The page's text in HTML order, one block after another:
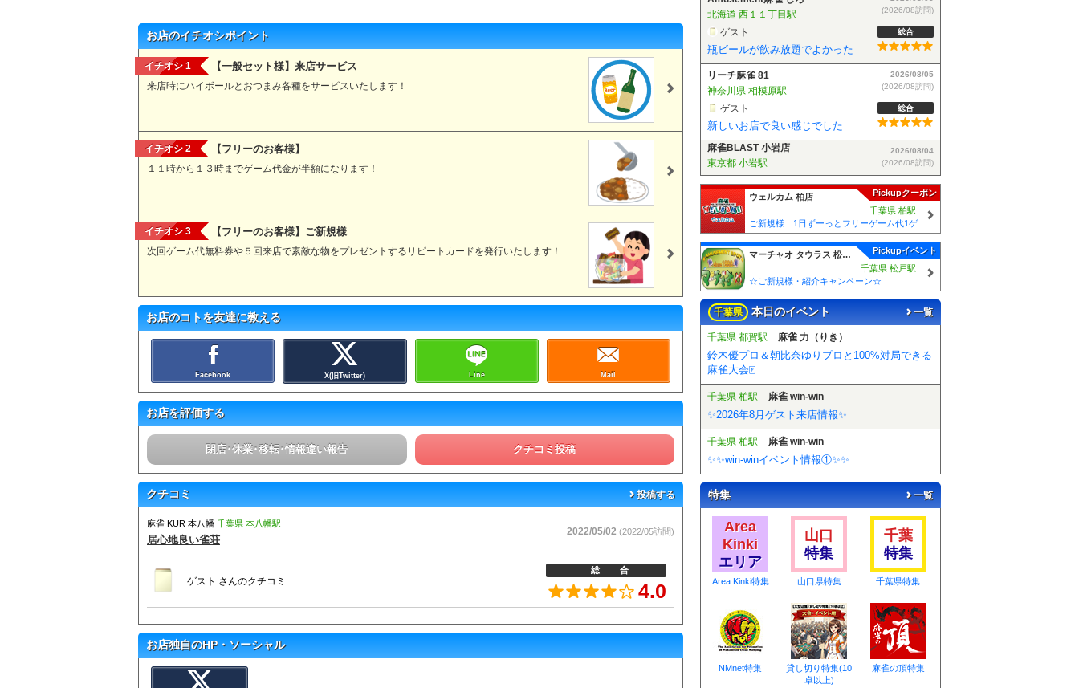
お店のイチオシポイント
イチオシ 1 【一般セット様】来店サービス
来店時にハイボールとおつまみ各種をサービスいたします！
イチオシ 2 【フリーのお客様】
１１時から１３時までゲーム代金が半額になります！
イチオシ 3 【フリーのお客様】ご新規様
次回ゲーム代無料券や５回来店で素敵な物をプレゼントするリピートカードを発行いたします！
お店のコトを友達に教える
Facebook X(旧Twitter) Line Mail
お店を評価する
閉店･休業･移転･情報違い報告 クチコミ投稿
クチコミ 投稿する
麻雀 KUR 本八幡 千葉県 本八幡駅
居心地良い雀荘
2022/05/02 (2022/05訪問)
ゲスト さんのクチコミ
総合
4.0
お店独自のHP・ソーシャル
瓶ビールが飲み放題でよかった
リーチ麻雀 81
神奈川県 相模原駅
ゲスト
2026/08/05
(2026/08訪問)
総合
新しいお店で良い感じでした
麻雀BLAST 小岩店
東京都 小岩駅
ゲスト
2026/08/04
(2026/08訪問)
総合
Pickupクーポン
ウェルカム 柏店
千葉県 柏駅
ご新規様 1日ずーっとフリーゲーム代1ゲームあたり50円引！！
Pickupイベント
千葉県 松戸駅
☆ご新規様・紹介キャンペーン☆
千葉県 本日のイベント 一覧
千葉県 都賀駅 麻雀 力（りき）
鈴木優プロ＆朝比奈ゆりプロと100%対局できる
麻雀大会🀄️
千葉県 柏駅 麻雀 win-win
✨2026年8月ゲスト来店情報✨
千葉県 柏駅 麻雀 win-win
✨✨win-winイベント情報①✨✨
特集 一覧
Area
Kinki
エリア
Area Kinki特集
山口
特集
山口県特集
千葉
特集
千葉県特集
NMnet特集
貸し切り特集(10
卓以上)
麻雀の頂特集